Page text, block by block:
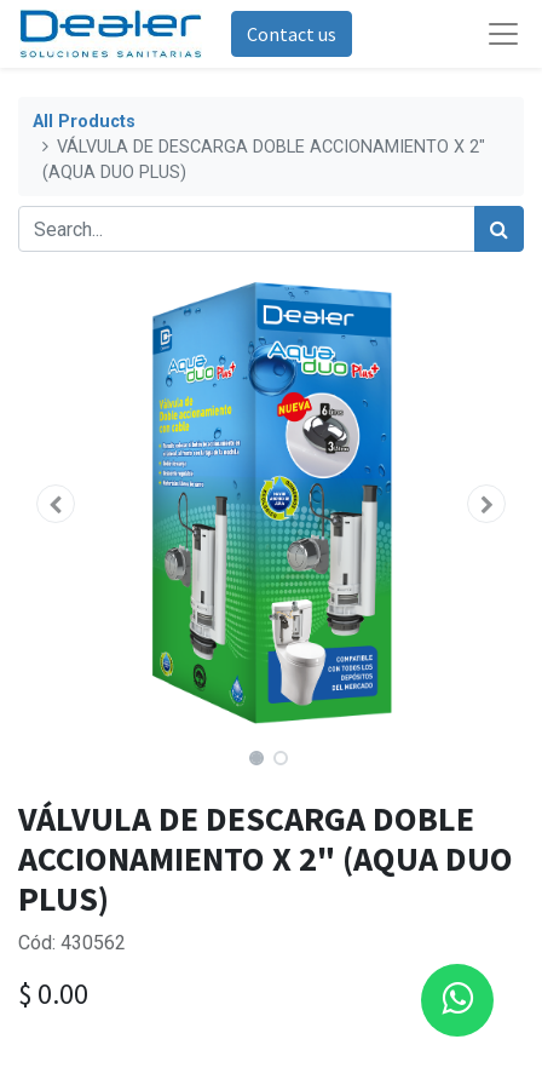
Contact us
All Products
VÁLVULA DE DESCARGA DOBLE ACCIONAMIENTO X 2"
(AQUA DUO PLUS)
VÁLVULA DE DESCARGA DOBLE
ACCIONAMIENTO X 2" (AQUA DUO
PLUS)
Cód: 430562
$ 0.00